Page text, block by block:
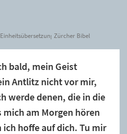
Einheitsübersetzung Zürcher Bibel
bald, mein Geist
Antlitz nicht vor mir,
werde denen, die in die
mich am Morgen hören
ich hoffe auf dich. Tu mir